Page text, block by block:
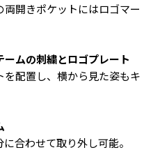
開きポケットにはロゴマー
ムの刺繍とロゴプレート
配置し、横から見た姿もキ
合わせて取り外し可能。